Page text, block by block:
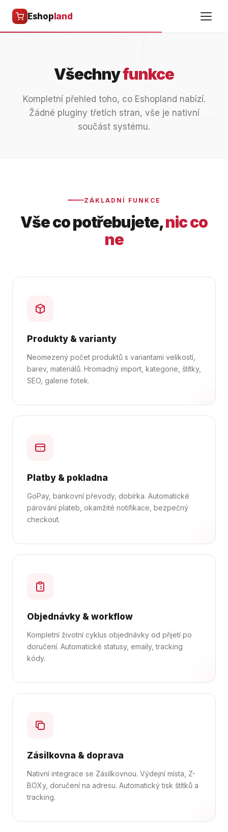
Eshopland
Všechnyfunkce
Kompletní přehled toho, co Eshopland nabízí.
Žádné pluginy třetích stran, vše je nativní
součást systému.
ZÁKLADNÍ FUNKCE
Vše co potřebujete,nic co
ne
Produkty & varianty
Neomezený počet produktů s variantami velikostí,
barev, materiálů. Hromadný import, kategorie, štítky,
SEO, galerie fotek.
Platby & pokladna
GoPay, bankovní převody, dobírka. Automatické
párování plateb, okamžité notifikace, bezpečný
checkout.
Objednávky & workflow
Kompletní životní cyklus objednávky od přijetí po
doručení. Automatické statusy, emaily, tracking
kódy.
Zásilkovna & doprava
Nativní integrace se Zásilkovnou. Výdejní místa, Z-
BOXy, doručení na adresu. Automatický tisk štítků a
tracking.